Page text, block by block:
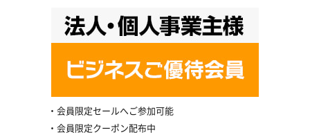
会員限定セールへご参加可能
会員限定クーポン配布中